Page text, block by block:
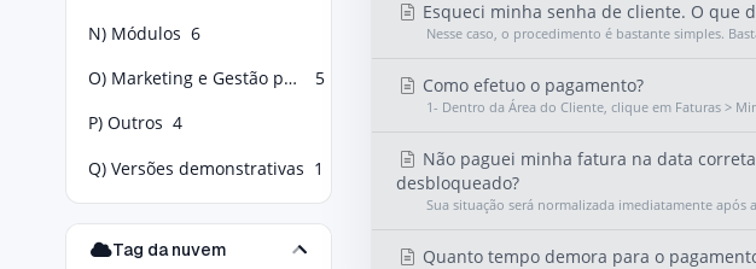
N) Módulos 6
O) Marketing e Gestão para Food Service
5
P) Outros 4
Q) Versões demonstrativas 1
Tag da nuvem
Esqueci minha senha de cliente. O que
Nesse caso, o procedimento é bastante simples.
Como efetuo o pagamento?
1- Dentro da Área do Cliente, clique em Faturas >
Não paguei minha fatura na data
desbloqueado?
Sua situação será normalizada imediatamente após
Quanto tempo demora para o